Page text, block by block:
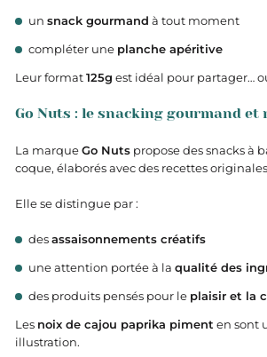
un snack gourmand à tout moment
compléter une planche apéritive
Leur format125g est idéal pour partager…
Go Nuts : le snacking gourmand et
La marqueGo Nuts propose des snacks à
coque, élaborés avec des recettes
Elle se distingue par :
desassaisonnements créatifs
une attention portée à la qualité des
des produits pensés pour le plaisir et la
Les noix de cajou paprika piment en sont
illustration.